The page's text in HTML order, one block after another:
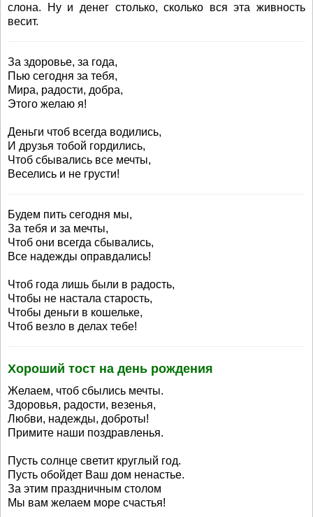
слона. Ну и денег столько, сколько вся эта живность
весит.
За здоровье, за года,
Пью сегодня за тебя,
Мира, радости, добра,
Этого желаю я!
Деньги чтоб всегда водились,
И друзья тобой гордились,
Чтоб сбывались все мечты,
Веселись и не грусти!
Будем пить сегодня мы,
За тебя и за мечты,
Чтоб они всегда сбывались,
Все надежды оправдались!
Чтоб года лишь были в радость,
Чтобы не настала старость,
Чтобы деньги в кошельке,
Чтоб везло в делах тебе!
Хороший тост на день рождения
Желаем, чтоб сбылись мечты.
Здоровья, радости, везенья,
Любви, надежды, доброты!
Примите наши поздравленья.
Пусть солнце светит круглый год.
Пусть обойдет Ваш дом ненастье.
За этим праздничным столом
Мы вам желаем море счастья!